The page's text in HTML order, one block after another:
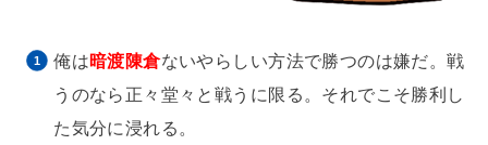
俺は暗渡陳倉ないやらしい方法で勝つのは嫌だ。戦
うのなら正々堂々と戦うに限る。それでこそ勝利し
た気分に浸れる。